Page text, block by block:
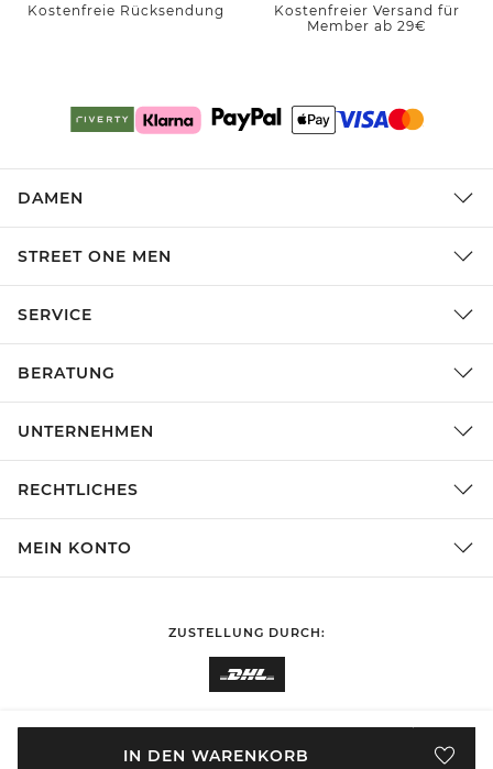
IN DEN WARENKORB
Kostenfreie Rücksendung
Kostenfreier Versand für
Member ab 29€
DAMEN
STREET ONE MEN
SERVICE
BERATUNG
UNTERNEHMEN
RECHTLICHES
MEIN KONTO
ZUSTELLUNG DURCH: